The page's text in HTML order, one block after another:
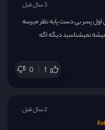
اول پسر بی دست پابه نظر میرسه
نمیشناسید دیگه اگه
0 1
3 سال قبل
2 سال قبل